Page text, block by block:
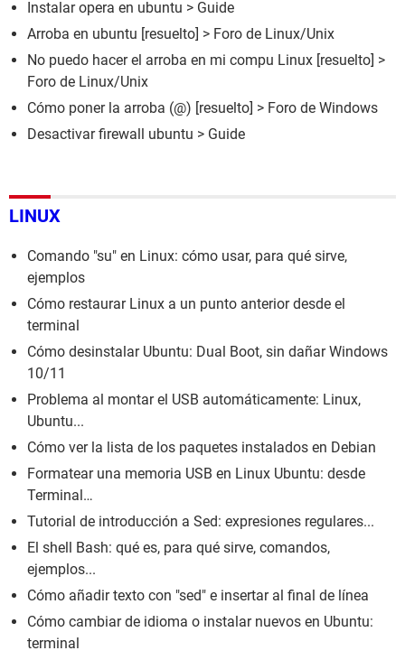
Instalar opera en ubuntu > Guide
Arroba en ubuntu [resuelto] > Foro de Linux/Unix
No puedo hacer el arroba en mi compu Linux [resuelto] >
Foro de Linux/Unix
Cómo poner la arroba (@) [resuelto] > Foro de Windows
Desactivar firewall ubuntu > Guide
LINUX
Comando "su" en Linux: cómo usar, para qué sirve,
ejemplos
Cómo restaurar Linux a un punto anterior desde el
terminal
Cómo desinstalar Ubuntu: Dual Boot, sin dañar Windows
10/11
Problema al montar el USB automáticamente: Linux,
Ubuntu...
Cómo ver la lista de los paquetes instalados en Debian
Formatear una memoria USB en Linux Ubuntu: desde
Terminal…
Tutorial de introducción a Sed: expresiones regulares...
El shell Bash: qué es, para qué sirve, comandos,
ejemplos...
Cómo añadir texto con "sed" e insertar al final de línea
Cómo cambiar de idioma o instalar nuevos en Ubuntu:
terminal